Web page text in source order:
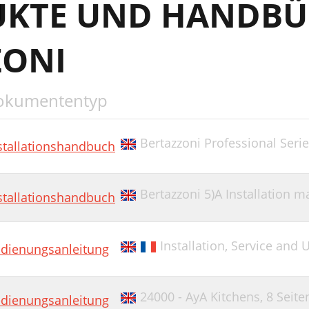
UND
Bertazzoni Professional
Bertazzoni 5)A Installation
Installation, Service and
24000 - AyA Kitchens, 8